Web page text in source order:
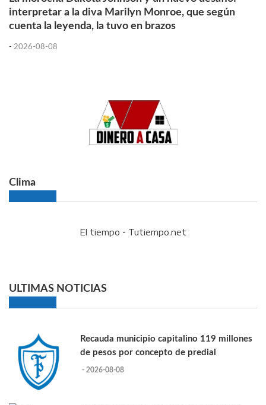
interpretar a la diva Marilyn Monroe, que según
cuenta la leyenda, la tuvo en brazos
- 2026-08-08
Clima
El tiempo - Tutiempo.net
ULTIMAS NOTICIAS
Recauda municipio capitalino 119 millones
de pesos por concepto de predial
- 2026-08-08